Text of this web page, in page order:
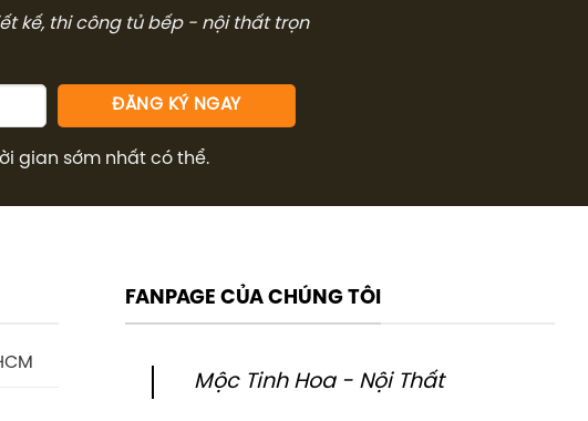
kế, thi công tủ bếp - nội thất trọn
gian sớm nhất có thể.
FANPAGE CỦA CHÚNG TÔI
Mộc Tinh Hoa - Nội Thất